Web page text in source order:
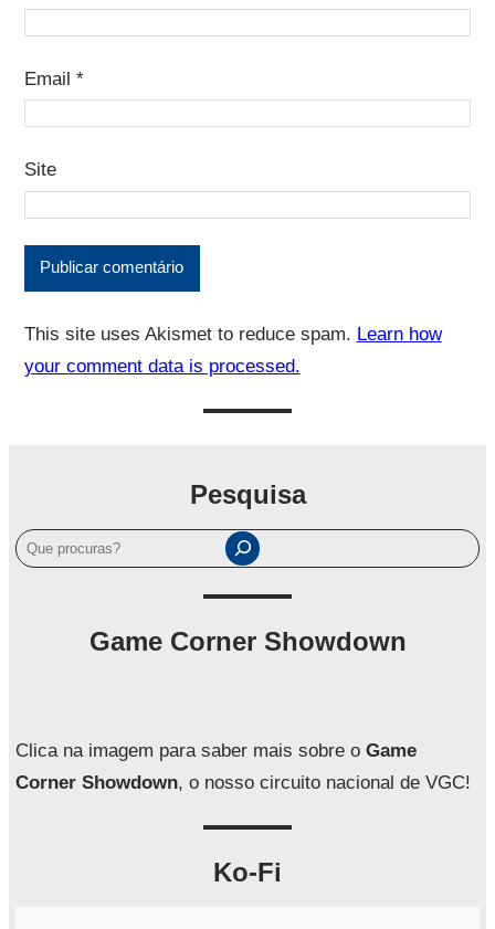
Email *
Site
This site uses Akismet to reduce spam. Learn how
your comment data is processed.
Pesquisa
P
e
a
r
Game Corner Showdown
Clica na imagem para saber mais sobre o Game
Corner Showdown, o nosso circuito nacional de VGC!
Ko-Fi